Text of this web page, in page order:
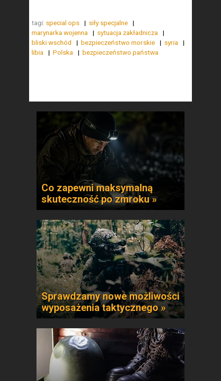
tagi: special ops
siły specjalne
marynarka wojenna
sytuacja zakładnicza
bliski wschód
bezpieczeństwo morskie
syria
libia
Polska bezpieczeństwo państwa
Co zapewni maksymalną
skuteczność po zmroku »
Sprawdzamy nowe możliwości
wyposażenia taktycznego »